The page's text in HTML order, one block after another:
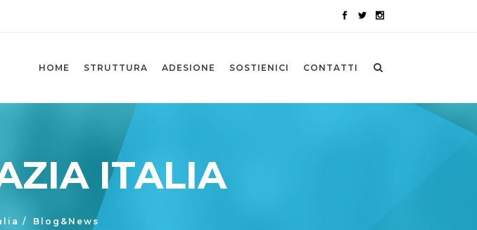
HOME STRUTTURA ADESIONE SOSTIENICI CONTATTI
ITALIA
/ Blog&News